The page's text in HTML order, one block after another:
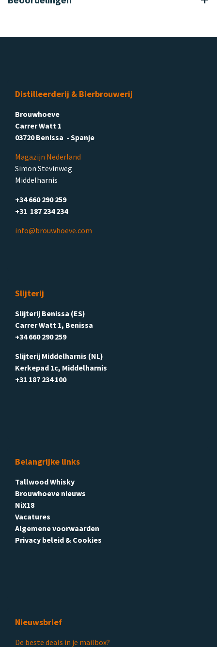
Distilleerderij & Bierbrouwerij
Brouwhoeve
Carrer Watt 1
03720 Benissa - Spanje
Magazijn Nederland
Simon Stevinweg
Middelharnis
+34 660 290 259
+31 187 234 234
info@brouwhoeve.com
Slijterij
Slijterij Benissa (ES)
Carrer Watt 1, Benissa
+34 660 290 259
Slijterij Middelharnis (NL)
Kerkepad 1c, Middelharnis
+31 187 234 100
Belangrijke links
Tallwood Whisky
Brouwhoeve nieuws
NiX18
Vacatures
Algemene voorwaarden
Privacy beleid & Cookies
Nieuwsbrief
De beste deals in je mailbox?